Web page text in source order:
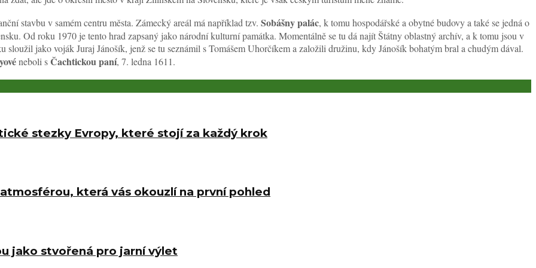
stavbu v samém centru města. Zámecký areál má například tzv. Sobášny palác, k tomu hospodářské a obytné budovy a také se jedná o
Od roku 1970 je tento hrad zapsaný jako národní kulturní památka. Momentálně se tu dá najít Štátny oblastný archív, a k tomu jsou v
sloužil jako voják Juraj Jánošík, jenž se tu seznámil s Tomášem Uhorčíkem a založili družinu, kdy Jánošík bohatým bral a chudým dával.
neboli sČachtickou paní, 7. ledna 1611.
stezky Evropy, které stojí za každý krok
která vás okouzlí na první pohled
jako stvořená pro jarní výlet